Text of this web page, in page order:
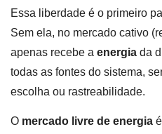
Essa liberdade é o primeiro
Sem ela, no mercado cativo
apenas recebe a energia da
todas as fontes do sistema,
escolha ou rastreabilidade.
O mercado livre de energia